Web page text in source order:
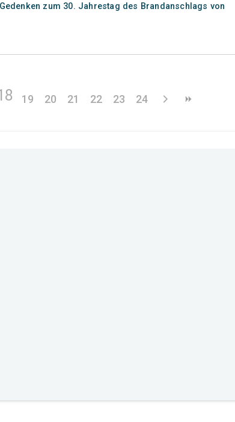
zum 30. Jahrestag des Brandanschlags von
19 20 21 22 23 24